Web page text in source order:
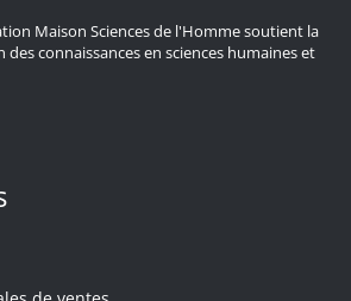
Maison Sciences de l'Homme soutient la
connaissances en sciences humaines et